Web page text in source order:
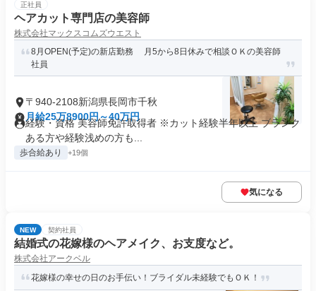
正社員
ヘアカット専門店の美容師
株式会社マックスコムズウエスト
8月OPEN(予定)の新店勤務 月5から8日休みで相談ＯＫの美容師
社員
〒940-2108新潟県長岡市千秋
月給25万8900円～40万円
経験・資格 美容師免許取得者 ※カット経験半年以上 ブランク
ある方や経験浅めの方も...
歩合給あり +19個
気になる
NEW 契約社員
結婚式の花嫁様のヘアメイク、お支度など。
株式会社アークベル
花嫁様の幸せの日のお手伝い！ブライダル未経験でもＯＫ！